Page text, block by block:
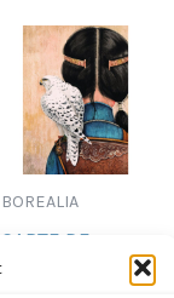
BOREALIA
CARTE DE